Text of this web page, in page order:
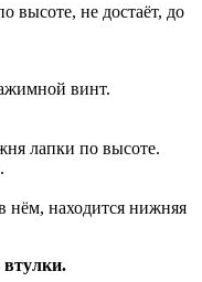
высоте, не достаёт, до
винт.
лапки по высоте.
нём, находится нижняя
втулки.